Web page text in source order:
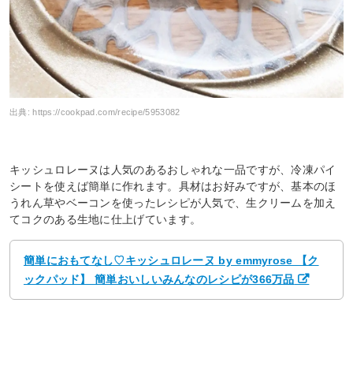
出典: https://cookpad.com/recipe/5953082
キッシュロレーヌは人気のあるおしゃれな一品ですが、冷凍パイ
シートを使えば簡単に作れます。具材はお好みですが、基本のほ
うれん草やベーコンを使ったレシピが人気で、生クリームを加え
てコクのある生地に仕上げています。
簡単におもてなし♡キッシュロレーヌ by emmyrose 【ク
ックパッド】 簡単おいしいみんなのレシピが366万品